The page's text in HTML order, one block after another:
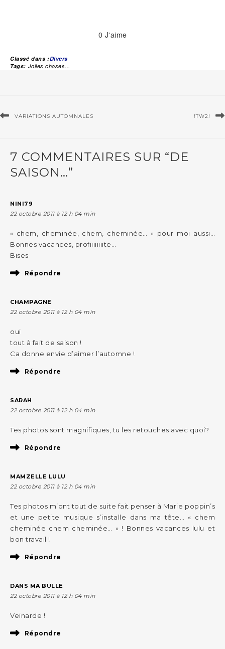
0 J'aime
Classé dans :Divers
Tags: Jolies choses...
VARIATIONS AUTOMNALES !TW2!
7 COMMENTAIRES SUR “DE
SAISON…”
NINI79
22 octobre 2011 à 12 h 04 min
« chem, cheminée, chem, cheminée… » pour moi aussi…
Bonnes vacances, profiiiiiiiite…
Bises
Répondre
CHAMPAGNE
22 octobre 2011 à 12 h 04 min
oui
tout à fait de saison !
Ca donne envie d’aimer l’automne !
Répondre
SARAH
22 octobre 2011 à 12 h 04 min
Tes photos sont magnifiques, tu les retouches avec quoi?
Répondre
MAMZELLE LULU
22 octobre 2011 à 12 h 04 min
Tes photos m’ont tout de suite fait penser à Marie poppin’s
et une petite musique s’installe dans ma tête… « chem
cheminée chem cheminée… » ! Bonnes vacances lulu et
bon travail !
Répondre
DANS MA BULLE
22 octobre 2011 à 12 h 04 min
Veinarde !
Répondre